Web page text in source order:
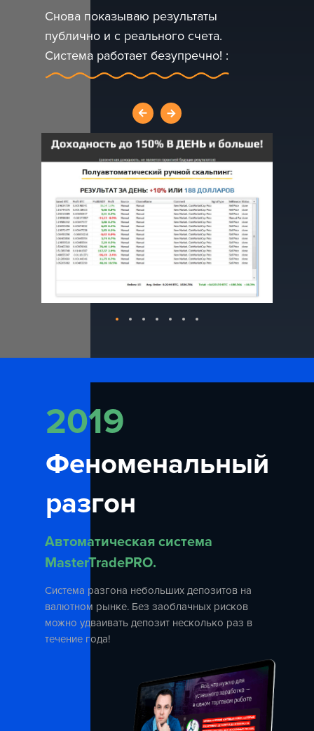
Снова показываю результаты
публично и с реального счета.
Система работает безупречно! :
Феноменальный
разгон
Автоматическая система
MasterTradePRO.
2019
Система разгона небольших депозитов на
валютном рынке. Без заоблачных рисков
можно удваивать депозит несколько раз в
течение года!